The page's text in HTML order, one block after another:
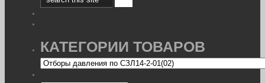
КАТЕГОРИИ ТОВАРОВ